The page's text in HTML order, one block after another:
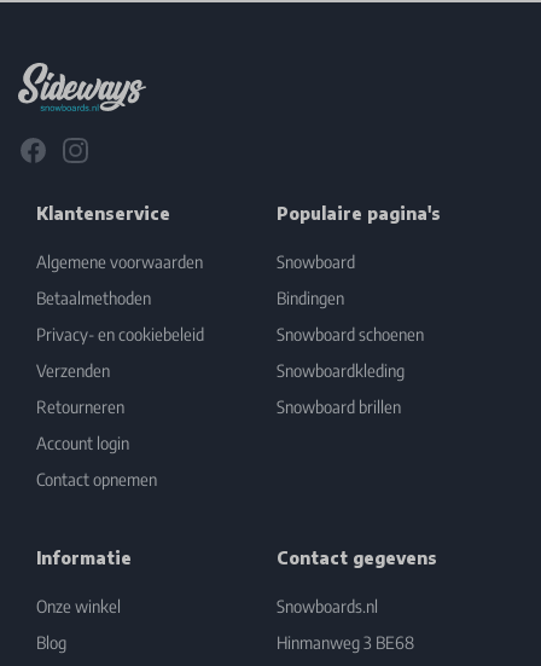
FacebookInstagram
Klantenservice
Algemene voorwaarden
Betaalmethoden
Privacy- en cookiebeleid
Verzenden
Retourneren
Account login
Contact opnemen
Populaire pagina's
Snowboard
Bindingen
Snowboard schoenen
Snowboardkleding
Snowboard brillen
Informatie
Onze winkel
Blog
Contact gegevens
Snowboards.nl
Hinmanweg 3 BE68